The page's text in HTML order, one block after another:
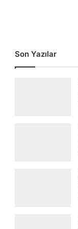
Son Yazılar